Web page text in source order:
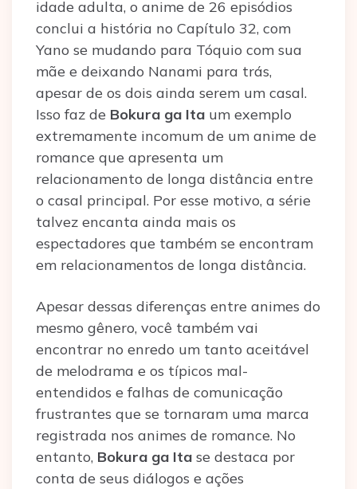
idade adulta, o anime de 26 episódios
conclui a história no Capítulo 32, com
Yano se mudando para Tóquio com sua
mãe e deixando Nanami para trás,
apesar de os dois ainda serem um casal.
Isso faz de Bokura ga Ita um exemplo
extremamente incomum de um anime de
romance que apresenta um
relacionamento de longa distância entre
o casal principal. Por esse motivo, a série
talvez encanta ainda mais os
espectadores que também se encontram
em relacionamentos de longa distância.
Apesar dessas diferenças entre animes do
mesmo gênero, você também vai
encontrar no enredo um tanto aceitável
de melodrama e os típicos mal-
entendidos e falhas de comunicação
frustrantes que se tornaram uma marca
registrada nos animes de romance. No
entanto, Bokura ga Ita se destaca por
conta de seus diálogos e ações